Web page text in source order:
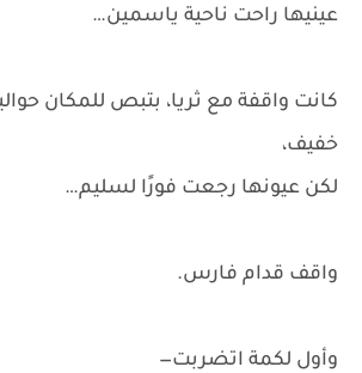
عينيها راحت ناحية ياسمين…
كانت واقفة مع ثريا، بتبص للمكان
خفيف،
لكن عيونها رجعت فورًا لسليم…
واقف قدام فارس.
وأول لكمة اتضربت—